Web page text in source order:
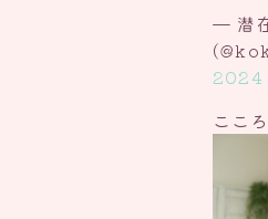
— 潜
2024
ここ